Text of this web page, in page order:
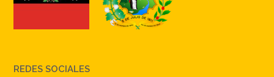
REDES SOCIALES